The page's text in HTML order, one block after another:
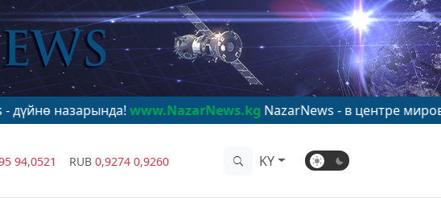
www.NazarNews.kgNazarNews - в центре мирового
94,0521 RUB 0,9274 0,9260 KY